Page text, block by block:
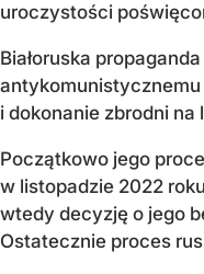
uroczystości
Białoruska
antykomunistycznemu
i dokonanie zbrodni
Początkowo jego
w listopadzie 2022
wtedy decyzję o jego
Ostatecznie proces